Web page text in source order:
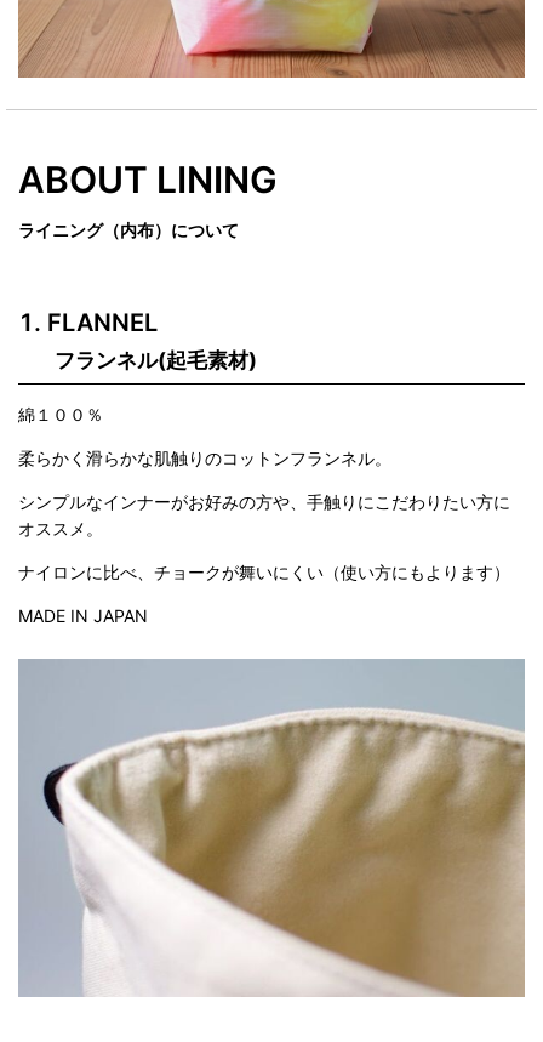
ABOUT LINING
ライニング（内布）について
FLANNEL
フランネル(起毛素材)
綿１００％
柔らかく滑らかな肌触りのコットンフランネル。
シンプルなインナーがお好みの方や、手触りにこだわりたい方に
オススメ。
ナイロンに比べ、チョークが舞いにくい（使い方にもよります）
MADE IN JAPAN